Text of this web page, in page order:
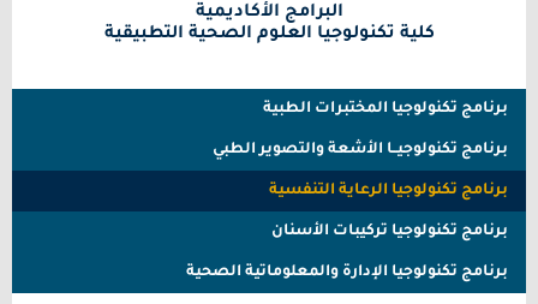
البرامج الأكاديمية
كلية تكنولوجيا العلوم الصحية التطبيقية
برنامج تكنولوجيا المختبرات الطبية
برنامج تكنولوجيــا الأشعة والتصوير الطبي
برنامج تكنولوجيا الرعاية التنفسية
برنامج تكنولوجيا تركيبات الأسنان
برنامج تكنولوجيا الإدارة والمعلوماتية الصحية